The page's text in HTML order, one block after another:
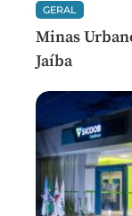
GERAL
Minas
Jaíba